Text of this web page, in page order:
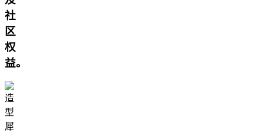
社
区
权
益。